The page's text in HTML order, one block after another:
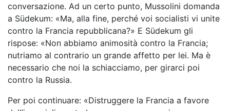
conversazione. Ad un certo punto, Mussolini domanda
a Südekum: «Ma, alla fine, perché voi socialisti vi unite
contro la Francia repubblicana?» E Südekum gli
rispose: «Non abbiamo animosità contro la Francia;
nutriamo al contrario un grande affetto per lei. Ma è
necessario che noi la schiacciamo, per girarci poi
contro la Russia.
Per poi continuare: «Distruggere la Francia a favore